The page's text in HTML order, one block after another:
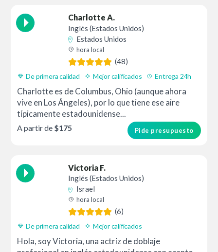
Charlotte A.
Inglés (Estados Unidos)
Estados Unidos
hora local
(48)
De primera calidad Mejor calificados Entrega 24h
Charlotte es de Columbus, Ohio (aunque ahora
vive en Los Ángeles), por lo que tiene ese aire
típicamente estadounidense...
Pide presupuesto
A partir de $175
Victoria F.
Inglés (Estados Unidos)
Israel
hora local
(6)
De primera calidad Mejor calificados
Hola, soy Victoria, una actriz de doblaje